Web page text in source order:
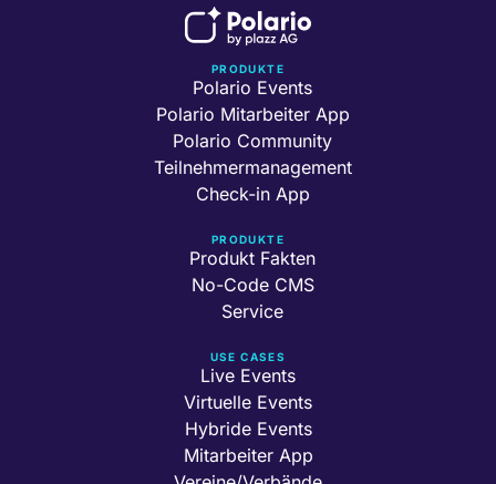
PRODUKTE
Polario Events
Polario Mitarbeiter App
Polario Community
Teilnehmermanagement
Check-in App
PRODUKTE
Produkt Fakten
No-Code CMS
Service
USE CASES
Live Events
Virtuelle Events
Hybride Events
Mitarbeiter App